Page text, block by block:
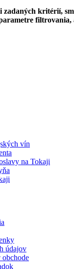
spracované vína
žltý reduktívnou
technológiami,
kritérií,
vín
na Tokaji
údajov